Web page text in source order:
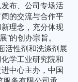
布、公司专场活
的交流与合作平
理念，充分体现
的创办宗旨。
活性剂和洗涤剂展
学工业研究院和
中心主办，中国